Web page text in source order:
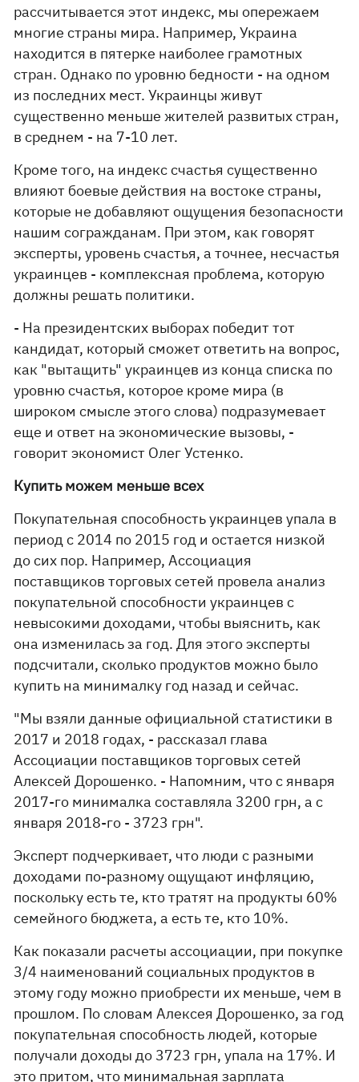
рассчитывается этот индекс, мы опережаем
многие страны мира. Например, Украина
находится в пятерке наиболее грамотных
стран. Однако по уровню бедности - на одном
из последних мест. Украинцы живут
существенно меньше жителей развитых стран,
в среднем - на 7-10 лет.
Кроме того, на индекс счастья существенно
влияют боевые действия на востоке страны,
которые не добавляют ощущения безопасности
нашим согражданам. При этом, как говорят
эксперты, уровень счастья, а точнее, несчастья
украинцев - комплексная проблема, которую
должны решать политики.
- На президентских выборах победит тот
кандидат, который сможет ответить на вопрос,
как "вытащить" украинцев из конца списка по
уровню счастья, которое кроме мира (в
широком смысле этого слова) подразумевает
еще и ответ на экономические вызовы, -
говорит экономист Олег Устенко.
Купить можем меньше всех
Покупательная способность украинцев упала в
период с 2014 по 2015 год и остается низкой
до сих пор. Например, Ассоциация
поставщиков торговых сетей провела анализ
покупательной способности украинцев с
невысокими доходами, чтобы выяснить, как
она изменилась за год. Для этого эксперты
подсчитали, сколько продуктов можно было
купить на минималку год назад и сейчас.
"Мы взяли данные официальной статистики в
2017 и 2018 годах, - рассказал глава
Ассоциации поставщиков торговых сетей
Алексей Дорошенко. - Напомним, что с января
2017-го минималка составляла 3200 грн, а с
января 2018-го - 3723 грн".
Эксперт подчеркивает, что люди с разными
доходами по-разному ощущают инфляцию,
поскольку есть те, кто тратят на продукты 60%
семейного бюджета, а есть те, кто 10%.
Как показали расчеты ассоциации, при покупке
3/4 наименований социальных продуктов в
этому году можно приобрести их меньше, чем в
прошлом. По словам Алексея Дорошенко, за год
покупательная способность людей, которые
получали доходы до 3723 грн, упала на 17%. И
это притом, что минимальная зарплата